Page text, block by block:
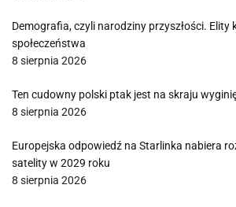
Demografia, czyli narodziny przyszłości. Elity
społeczeństwa
8 sierpnia 2026
Ten cudowny polski ptak jest na skraju
8 sierpnia 2026
Europejska odpowiedź na Starlinka nabiera
satelity w 2029 roku
8 sierpnia 2026